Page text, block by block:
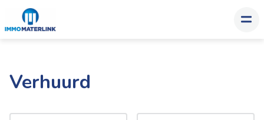
Verhuurd